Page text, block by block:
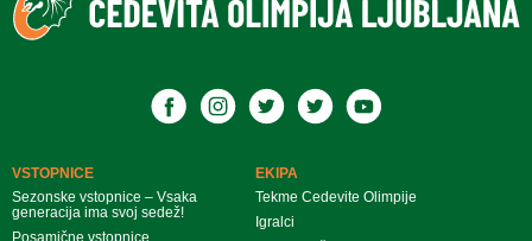
VSTOPNICE
Sezonske vstopnice – Vsaka
generacija ima svoj sedež!
Posamične vstopnice
EKIPA
Tekme Cedevite Olimpije
Igralci